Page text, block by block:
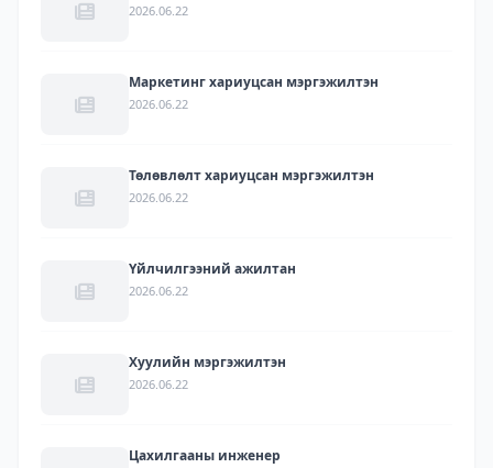
2026.06.22
Маркетинг хариуцсан мэргэжилтэн
2026.06.22
Төлөвлөлт хариуцсан мэргэжилтэн
2026.06.22
Үйлчилгээний ажилтан
2026.06.22
Хуулийн мэргэжилтэн
2026.06.22
Цахилгааны инженер